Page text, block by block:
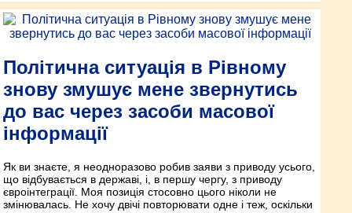
Політична ситуація в Рівному
знову змушує мене звернутись
до вас через засоби масової
інформації
Як ви знаєте, я неодноразово робив заяви з приводу усього,
що відбувається в державі, і, в першу чергу, з приводу
євроінтеграції. Моя позиція стосовно цього ніколи не
змінювалась. Не хочу двічі повторювати одне і теж, оскільки